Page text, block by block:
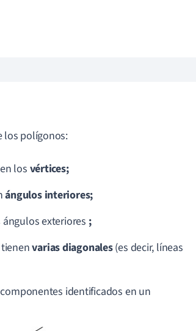
los polígonos:
los vértices;
ángulos interiores;
exteriores ;
variasdiagonales(es decir, líneas
identificados en un